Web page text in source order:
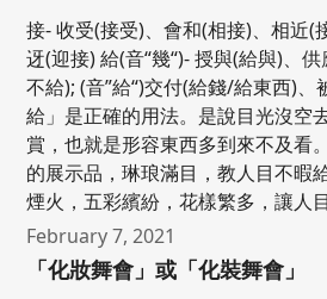
接- 收受(接受)、會和(相接)、相近(
迓(迎接) 給(音“幾“)- 授與(給與)、
不給); (音”給“)交付(給錢/給東西)、
給」是正確的用法。是說目光沒空
賞，也就是形容東西多到來不及看
的展示品，琳琅滿目，教人目不暇
煙火，五彩繽紛，花樣繁多，讓人
February 7, 2021
「化妝舞會」或「化裝舞會」